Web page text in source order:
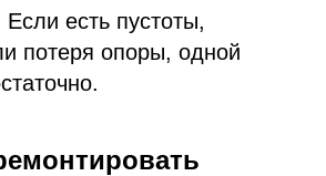
есть пустоты,
потеря опоры, одной